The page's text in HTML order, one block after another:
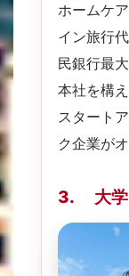
ホームケ
イン旅行
民銀行最
本社を構
スタート
ク企業が
3. 大学